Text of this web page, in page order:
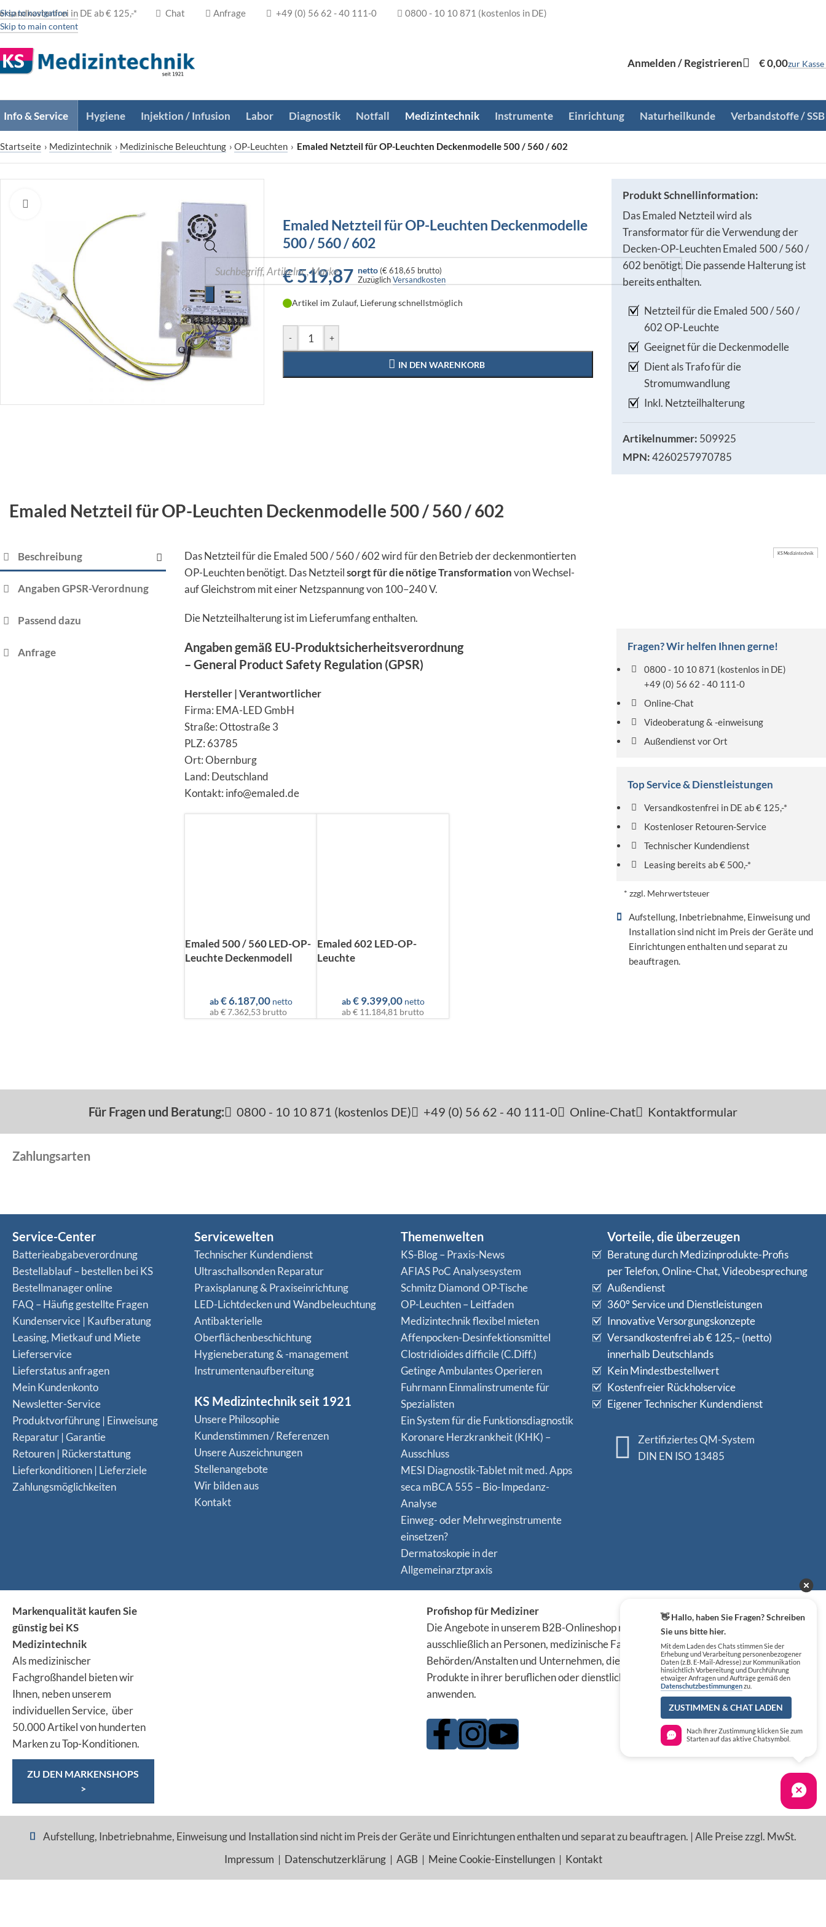
Skip to navigation
Skip to main content
in DE ab € 125,-* Chat Anfrage +49 (0) 56 62 - 40 111-0 0800 - 10 10 871 (kostenlos in DE)
Anmelden / Registrieren €0,00zur Kasse
Info & Service Hygiene Injektion / Infusion Labor Diagnostik Notfall Medizintechnik Instrumente Einrichtung Naturheilkunde Verbandstoffe / SSB
Startseite › Medizintechnik › Medizinische Beleuchtung › OP-Leuchten › Emaled Netzteil für OP-Leuchten Deckenmodelle 500 / 560 / 602
Emaled Netzteil für OP-Leuchten Deckenmodelle
500 / 560 / 602
€519,87 netto (€ 618,65 brutto)
ZuzüglichVersandkosten
Artikel im Zulauf, Lieferung schnellstmöglich
- +
IN DEN WARENKORB
Produkt Schnellinformation:
Das Emaled Netzteil wird als
Transformator für die Verwendung der
Decken-OP-Leuchten Emaled 500 / 560 /
602 benötigt. Die passende Halterung ist
bereits enthalten.
Netzteil für die Emaled 500 / 560 /
602 OP-Leuchte
Geeignet für die Deckenmodelle
Dient als Trafo für die
Stromumwandlung
Inkl. Netzteilhalterung
Artikelnummer: 509925
MPN:4260257970785
Emaled Netzteil für OP-Leuchten Deckenmodelle 500 / 560 / 602
Beschreibung
Angaben GPSR-Verordnung
Passend dazu
Anfrage
Das Netzteil für die Emaled 500 / 560 / 602 wird für den Betrieb der deckenmontierten
OP-Leuchten benötigt. Das Netzteilsorgt für die nötige Transformationvon Wechsel-
auf Gleichstrom mit einer Netzspannung von 100–240 V.
Die Netzteilhalterung ist im Lieferumfang enthalten.
Angaben gemäß EU-Produktsicherheitsverordnung
– General Product Safety Regulation (GPSR)
Hersteller | Verantwortlicher
Firma: EMA-LED GmbH
Straße: Ottostraße 3
PLZ: 63785
Ort: Obernburg
Land: Deutschland
Kontakt: info@emaled.de
Emaled 500 / 560 LED-OP-
Leuchte Deckenmodell
ab €6.187,00 netto
ab€ 7.362,53 brutto
Emaled 602 LED-OP-
Leuchte
ab €9.399,00 netto
ab€ 11.184,81 brutto
KS Medizintechnik
Fragen? Wir helfen Ihnen gerne!
0800 - 10 10 871 (kostenlos in DE)
+49 (0) 56 62 - 40 111-0
Online-Chat
Videoberatung & -einweisung
Außendienst vor Ort
Top Service & Dienstleistungen
Versandkostenfrei in DE ab € 125,-*
Kostenloser Retouren-Service
Technischer Kundendienst
Leasing bereits ab € 500,-*
* zzgl. Mehrwertsteuer
Aufstellung, Inbetriebnahme, Einweisung und
Installation sind nicht im Preis der Geräte und
Einrichtungen enthalten und separat zu
beauftragen.
Für Fragen und Beratung: 0800 - 10 10 871 (kostenlos DE) +49 (0) 56 62 - 40 111-0 Online-Chat Kontaktformular
Zahlungsarten
Service-Center
Batterieabgabeverordnung
Bestellablauf – bestellen bei KS
Bestellmanager online
FAQ – Häufig gestellte Fragen
Kundenservice | Kaufberatung
Leasing, Mietkauf und Miete
Lieferservice
Lieferstatus anfragen
Mein Kundenkonto
Newsletter-Service
Produktvorführung | Einweisung
Reparatur | Garantie
Retouren | Rückerstattung
Lieferkonditionen | Lieferziele
Zahlungsmöglichkeiten
Servicewelten
Technischer Kundendienst
Ultraschallsonden Reparatur
Praxisplanung & Praxiseinrichtung
LED-Lichtdecken und Wandbeleuchtung
Antibakterielle
Oberflächenbeschichtung
Hygieneberatung & -management
Instrumentenaufbereitung
KS Medizintechnik seit 1921
Unsere Philosophie
Kundenstimmen / Referenzen
Unsere Auszeichnungen
Stellenangebote
Wir bilden aus
Kontakt
Themenwelten
KS-Blog – Praxis-News
AFIAS PoC Analysesystem
Schmitz Diamond OP-Tische
OP-Leuchten – Leitfaden
Medizintechnik flexibel mieten
Affenpocken-Desinfektionsmittel
Clostridioides difficile (C.Diff.)
Getinge Ambulantes Operieren
Fuhrmann Einmalinstrumente für
Spezialisten
Ein System für die Funktionsdiagnostik
Koro­nare Herz­krank­heit (KHK) –
Ausschluss
MESI Diagnostik-Tablet mit med. Apps
seca mBCA 555 – Bio-Impedanz-
Analyse
Einweg- oder Mehrweginstrumente
einsetzen?
Dermatoskopie in der
Allgemeinarztpraxis
Vorteile, die überzeugen
Beratung durch Medizinprodukte-Profis
per Telefon, Online-Chat, Videobesprechung
Außendienst
360° Service und Dienstleistungen
Innovative Versorgungskonzepte
Versandkostenfrei ab € 125,– (netto)
innerhalb Deutschlands
Kein Mindestbestellwert
Kostenfreier Rückholservice
Eigener Technischer Kundendienst
Zertifiziertes QM-System
DIN EN ISO 13485
Markenqualität kaufen Sie
günstig bei KS
Medizintechnik
Als medizinischer
Fachgroßhandel bieten wir
Ihnen, neben unserem
individuellen Service, über
50.000 Artikel von hunderten
Marken zu Top-Konditionen.
ZU DEN MARKENSHOPS
>
Profishop für Mediziner
Die Angebote in unserem B2B-Onlineshop richten sich
ausschließlich an Personen, medizinische Fachkreise,
Behörden/Anstalten und Unternehmen, die die
Produkte in ihrer beruflichen oder dienstlichen Tätigkeit
anwenden.
Sicher einkaufen
Aufstellung, Inbetriebnahme, Einweisung und Installation sind nicht im Preis der Geräte und Einrichtungen enthalten und separat zu beauftragen. | Alle Preise zzgl. MwSt.
Impressum | Datenschutzerklärung| AGB | Meine Cookie-Einstellungen| Kontakt
👋 Hallo, haben Sie Fragen? Schreiben
Sie uns bitte hier.
Mit dem Laden des Chats stimmen Sie der
Erhebung und Verarbeitung personenbezogener
Daten (z.B. E-Mail-Adresse) zur Kommunikation
hinsichtlich Vorbereitung und Durchführung
etwaiger Anfragen und Aufträge gemäß den
Datenschutzbestimmungenzu.
ZUSTIMMEN & CHAT LADEN
Nach Ihrer Zustimmung klicken Sie zum
Starten auf das aktive Chatsymbol.